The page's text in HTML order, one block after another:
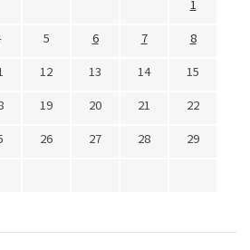
1
5 6 7
8
12 13 14
15
19 20 21
22
26 27 28
29